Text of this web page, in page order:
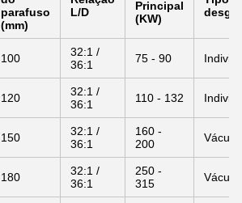
parafuso
(mm)
L/D
Principal
(KW)
100
32:1 /
36:1
75 - 90
120
32:1 /
36:1
110 - 132
150
32:1 /
36:1
160 -
200
Vácuo
180
32:1 /
36:1
250 -
315
Vácuo